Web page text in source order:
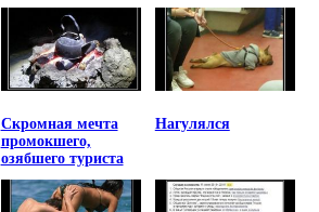
Скромная мечта
промокшего,
озябшего туриста
Нагулялся